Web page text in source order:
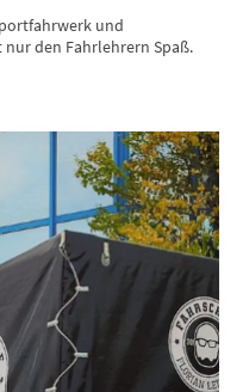
und
den Fahrlehrern Spaß.